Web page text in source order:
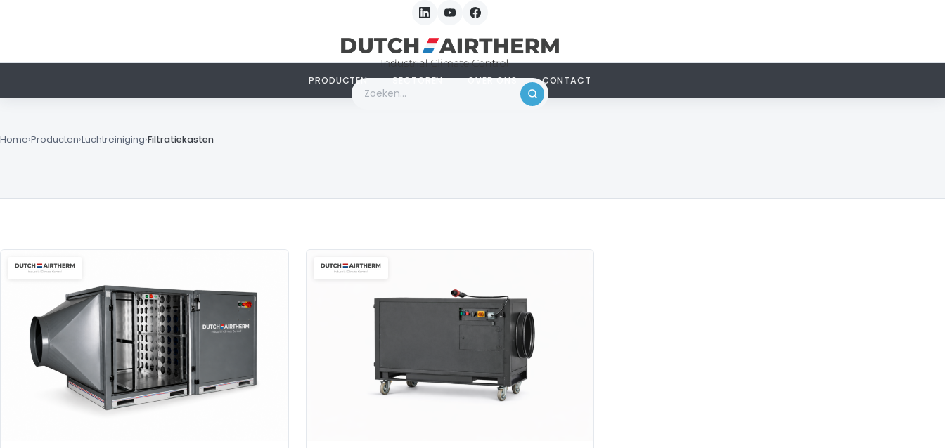
PRODUCTEN SECTOREN OVER ONS CONTACT
Home›Producten›Luchtreiniging›Filtratiekasten